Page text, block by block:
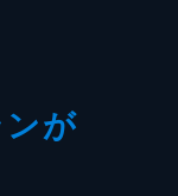
が